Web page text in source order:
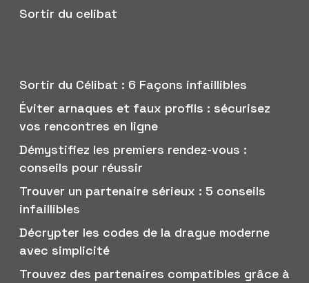
Sortir du celibat
Sortir du Célibat : 6 Façons infaillibles
Éviter arnaques et faux profils : sécurisez
vos rencontres en ligne
Démystifiez les premiers rendez-vous :
conseils pour réussir
Trouver un partenaire sérieux : 5 conseils
infaillibles
Décrypter les codes de la drague moderne
avec simplicité
Trouvez des partenaires compatibles grâce à